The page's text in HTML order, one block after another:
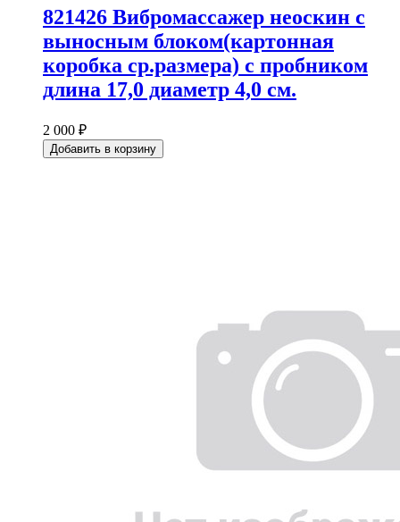
821426 Вибромассажер неоскин с
выносным блоком(картонная
коробка ср.размера) с пробником
длина 17,0 диаметр 4,0 см.
2 000 ₽
Добавить в корзину